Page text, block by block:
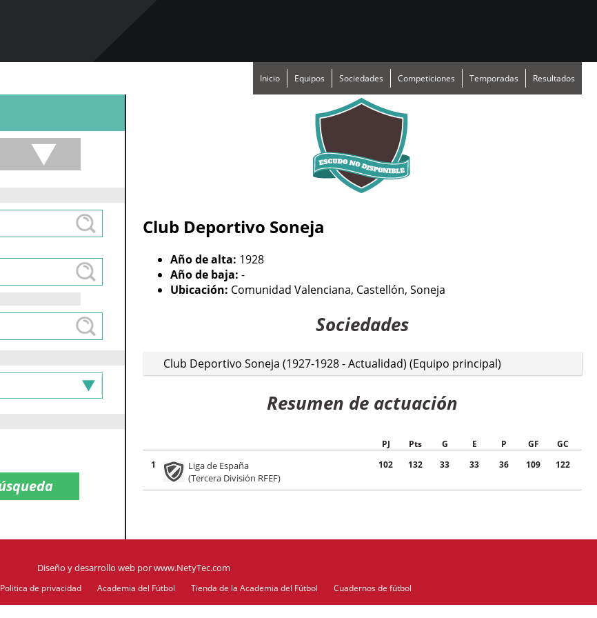
Inicio Equipos Sociedades Competiciones Temporadas Resultados
Club Deportivo Soneja
Año de alta: 1928
Año de baja: -
Ubicación: Comunidad Valenciana, Castellón, Soneja
Sociedades
Club Deportivo Soneja (1927-1928 - Actualidad) (Equipo principal)
Resumen de actuación
PJ Pts G E P GF
GC
1
Liga de España
(Tercera División RFEF)
102 132 33 33 36 109 122
Diseño y desarrollo web porwww.NetyTec.com
Politica de privacidad Academia del Fútbol Tienda de la Academia del Fútbol Cuadernos de fútbol